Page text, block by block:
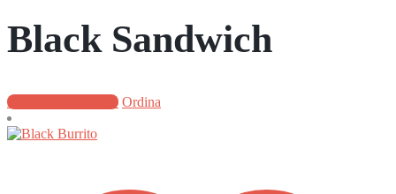
Black Sandwich
Aggiungi al carrello Ordina